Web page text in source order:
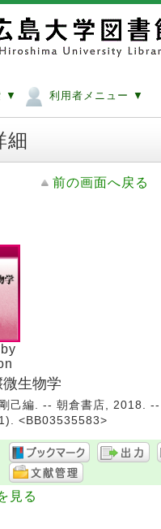
▼ 利用者メニュー ▼
細
前の画面へ戻る
微生物学
己編. -- 朝倉書店, 2018.
<BB03535583>
見る